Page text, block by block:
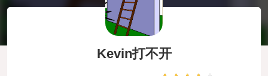
Kevin打不开